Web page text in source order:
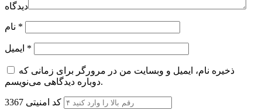
دیدگاه
*
*
ذخیره نام، ایمیل و وبسایت من در مرورگر برای زمانی که
دوباره دیدگاهی می‌نویسم.
کد امنیتی 3367